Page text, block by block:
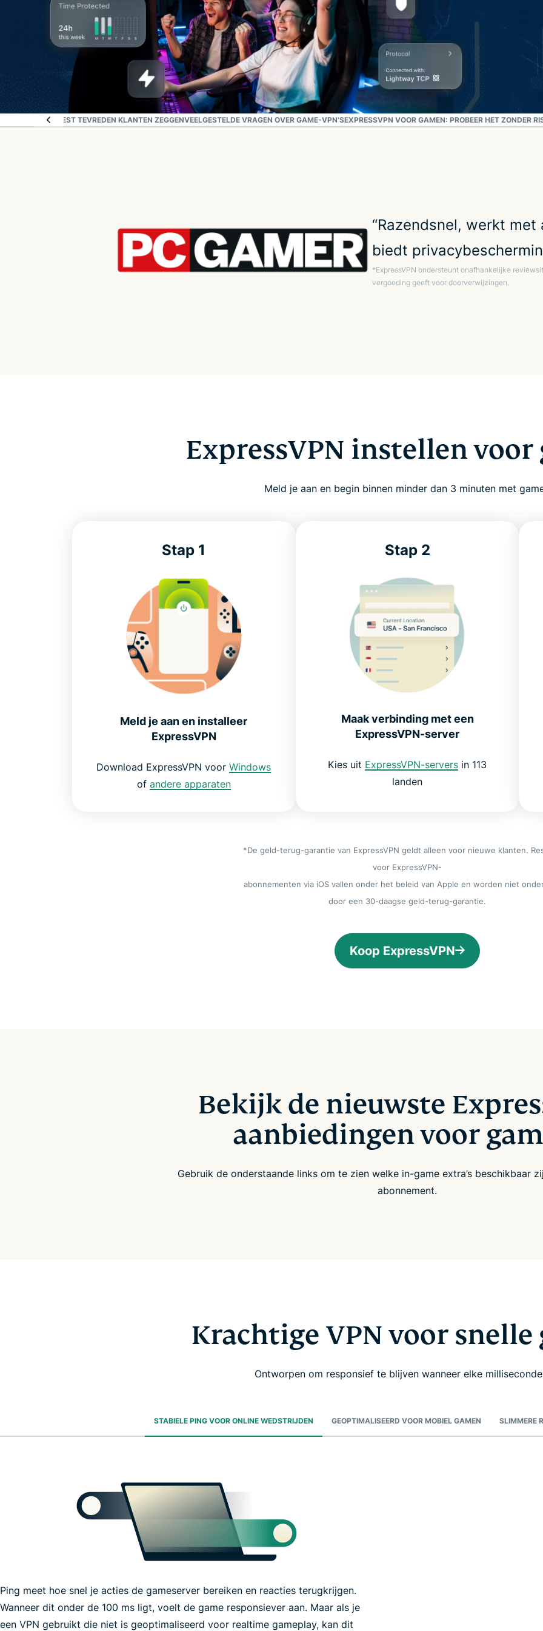
WAT ONZE MEEST TEVREDEN KLANTEN ZEGGENVEELGESTELDE VRAGEN OVER GAME-VPN’SEXPRESSVPN VOOR GAMEN: PROBEER HET ZONDER
“Razendsnel, werkt
biedt
*ExpressVPN ondersteunt onafhankelijke
vergoeding geeft voor doorverwijzingen.
ExpressVPN instellen voor
Meld je aan en begin binnen minder dan 3 minuten met
Stap 1
Meld je aan en installeer
ExpressVPN
Download ExpressVPN voorWindows
of andere apparaten
Stap 2
Maak verbinding met een
ExpressVPN-server
Kies uit ExpressVPN-servers in 113
landen
*De geld-terug-garantie van ExpressVPN geldt alleen voor nieuwe klanten.
voor ExpressVPN-
abonnementen via iOS vallen onder het beleid van Apple en worden niet
door een 30-daagse geld-terug-garantie.
Koop ExpressVPN
Bekijk de nieuwste
aanbiedingen voor
Gebruik de onderstaande links om te zien welke in-game extra’s beschikbaar
abonnement.
Krachtige VPN voor snelle
Ontworpen om responsief te blijven wanneer elke
STABIELE PING VOOR ONLINE WEDSTRIJDEN GEOPTIMALISEERD VOOR MOBIEL GAMEN SLIMMERE
Ping meet hoe snel je acties de gameserver bereiken en reacties terugkrijgen.
Wanneer dit onder de 100 ms ligt, voelt de game responsiever aan. Maar als je
een VPN gebruikt die niet is geoptimaliseerd voor realtime gameplay, kan dit